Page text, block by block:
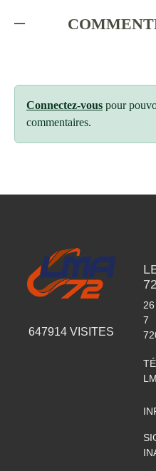
Connectez-vous pour
commentaires.
647914 VISITES
7